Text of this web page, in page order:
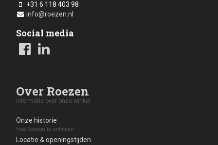
+31 6 118 403 98
info@roezen.nl
Social media
Over Roezen
Informatie over onze winkel
Onze historie
Hoe Roezen is ontstaan
Locatie & openingstijden